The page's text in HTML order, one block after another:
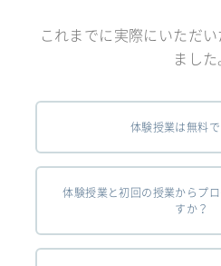
これまでに実際にいただ
ました
体験授業は無料で
体験授業と初回の授業からプ
すか？